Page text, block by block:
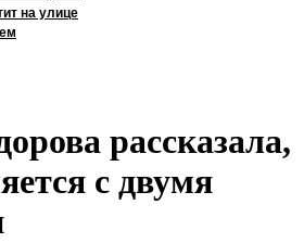
на улице
рассказала,
с двумя